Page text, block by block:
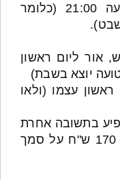
הבן נולד ב 8 בפברואר בשעה 21:00 (כלומר
אור ליום ראשון
עצמו (ולאו
150 ש"ח שהופיע בתשובה אחרת
של הרב מספיק (אני אמרתי לו 170 ש"ח על סמך